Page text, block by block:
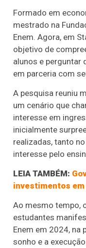
Formado em
mestrado na
Enem. Agora, em
objetivo de
alunos e perguntar
em parceria com
A pesquisa reuniu
um cenário que
interesse em
inicialmente
realizadas, tanto
interesse pelo
LEIA TAMBÉM:
investimentos
Ao mesmo tempo,
estudantes
Enem em 2024, na
sonho e a